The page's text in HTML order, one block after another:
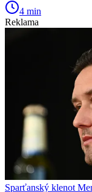
4 min
Reklama
Sparťanský klenot